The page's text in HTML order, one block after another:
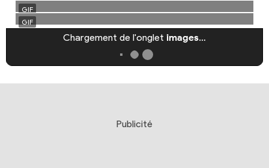
Chargement de l'onglet images…
Publicité